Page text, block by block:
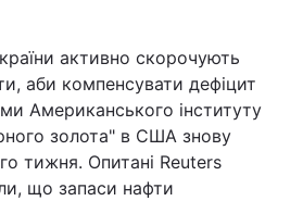
активно скорочують
аби компенсувати дефіцит
Американського інституту
золота" в США знову
тижня. Опитані Reuters
що запаси нафти